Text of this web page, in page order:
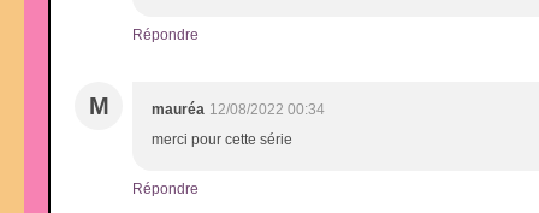
Répondre
M mauréa 12/08/2022 00:34
merci pour cette série
Répondre